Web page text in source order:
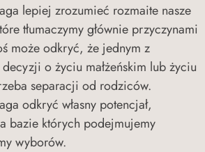
lepiej zrozumieć rozmaite nasze
tłumaczymy głównie przyczynami
może odkryć, że jednym z
o życiu małżeńskim lub życiu
separacji od rodziców.
odkryć własny potencjał,
bazie których podejmujemy
wyborów.